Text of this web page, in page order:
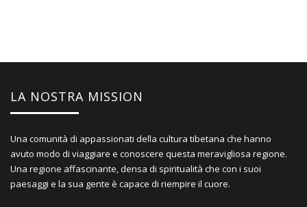
LA NOSTRA MISSION
Una comunità di appassionati della cultura tibetana che hanno
avuto modo di viaggiare e conoscere questa meravigliosa regione.
Una regione affascinante, densa di spiritualità che con i suoi
paesaggi e la sua gente è capace di riempire il cuore.